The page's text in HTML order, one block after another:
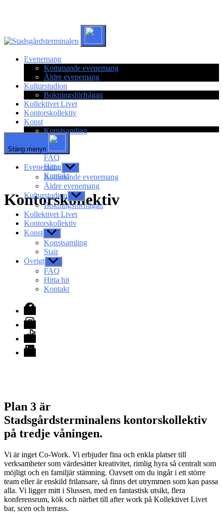
Evenemang
Kommande evenemang
Äldre evenemang
Kulturstudion
Bokningsförfrågan
Kollektivet Livet
Kontorskollektiv
Konst
Konstsamling
Stair
Övrigt
FAQ
Hitta hit
Kontakt
Kontorskollektiv
Stäng menyn
Evenemang Visa
undermeny
Kommande evenemang
Äldre evenemang
Kulturstudion Visa
undermeny
Bokningsförfrågan
Kollektivet Livet
Kontorskollektiv
Konst Visa
undermeny
Konstsamling
Stair
Övrigt Visa
undermeny
FAQ
Hitta hit
Kontakt
Facebook
Instagram
TikTok
LinkedIn
Plan 3 är
Stadsgårdsterminalens kontorskollektiv
på tredje våningen.
Vi är inget Co-Work. Vi erbjuder fina och enkla platser till
verksamheter som värdesätter kreativitet, rimlig hyra så centralt som
möjligt och en familjär stämning. Oavsett om du ingår i ett större
team eller är enskild frilansare, så finns det utrymmen som kan passa
alla. Vi ligger mitt i Slussen, med en fantastisk utsikt, flera
konferensrum, kök och närhet till after work på Kollektivet Livet
bar, scen och terrass.⁠